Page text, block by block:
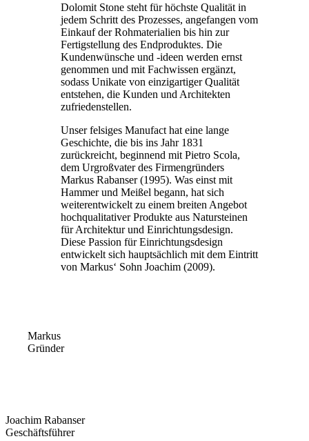
Dolomit Stone steht für höchste Qualität in
jedem Schritt des Prozesses, angefangen vom
Einkauf der Rohmaterialien bis hin zur
Fertigstellung des Endproduktes. Die
Kundenwünsche und -ideen werden ernst
genommen und mit Fachwissen ergänzt,
sodass Unikate von einzigartiger Qualität
entstehen, die Kunden und Architekten
zufriedenstellen.
Unser felsiges Manufact hat eine lange
Geschichte, die bis ins Jahr 1831
zurückreicht, beginnend mit Pietro Scola,
dem Urgroßvater des Firmengründers
Markus Rabanser (1995). Was einst mit
Hammer und Meißel begann, hat sich
weiterentwickelt zu einem breiten Angebot
hochqualitativer Produkte aus Natursteinen
für Architektur und Einrichtungsdesign.
Diese Passion für Einrichtungsdesign
entwickelt sich hauptsächlich mit dem Eintritt
von Markus‘ Sohn Joachim (2009).
Markus
Gründer
Joachim Rabanser
Geschäftsführer